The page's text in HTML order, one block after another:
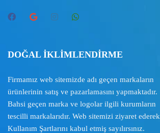
DOĞAL İKLİMLENDİRME
Firmamız web sitemizde adı geçen markaların
ürünlerinin satış ve pazarlamasını yapmaktadır.
Bahsi geçen marka ve logolar ilgili kurumların
tescilli markalarıdır. Web sitemizi ziyaret ederek
Kullanım Şartlarını kabul etmiş sayılırsınız.